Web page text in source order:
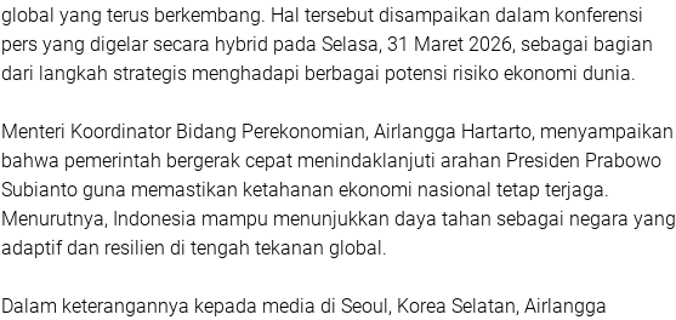
global yang terus berkembang. Hal tersebut disampaikan dalam konferensi
pers yang digelar secara hybrid pada Selasa, 31 Maret 2026, sebagai bagian
dari langkah strategis menghadapi berbagai potensi risiko ekonomi dunia.
Menteri Koordinator Bidang Perekonomian, Airlangga Hartarto, menyampaikan
bahwa pemerintah bergerak cepat menindaklanjuti arahan Presiden Prabowo
Subianto guna memastikan ketahanan ekonomi nasional tetap terjaga.
Menurutnya, Indonesia mampu menunjukkan daya tahan sebagai negara yang
adaptif dan resilien di tengah tekanan global.
Dalam keterangannya kepada media di Seoul, Korea Selatan, Airlangga